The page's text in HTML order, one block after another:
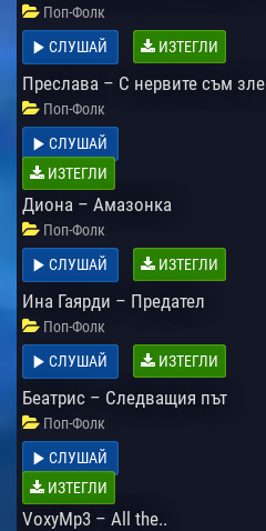
Поп-Фолк
СЛУШАЙ
ИЗТЕГЛИ
Преслава – С нервите съм зле
Поп-Фолк
СЛУШАЙ
ИЗТЕГЛИ
Диона – Амазонка
Поп-Фолк
СЛУШАЙ
ИЗТЕГЛИ
Ина Гаярди – Предател
Поп-Фолк
СЛУШАЙ
ИЗТЕГЛИ
Беатрис – Следващия път
Поп-Фолк
СЛУШАЙ
ИЗТЕГЛИ
VoxyMp3 – All the..